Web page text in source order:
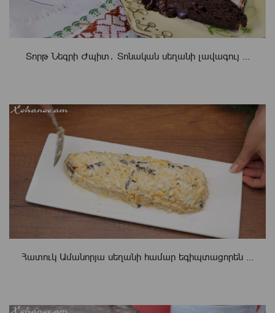
Տորթ Նեգրի Ժպիտ․ Տոնական սեղանի լավագույ ...
Հատուկ Ամանորյա սեղանի համար եգիպտացորեն ...